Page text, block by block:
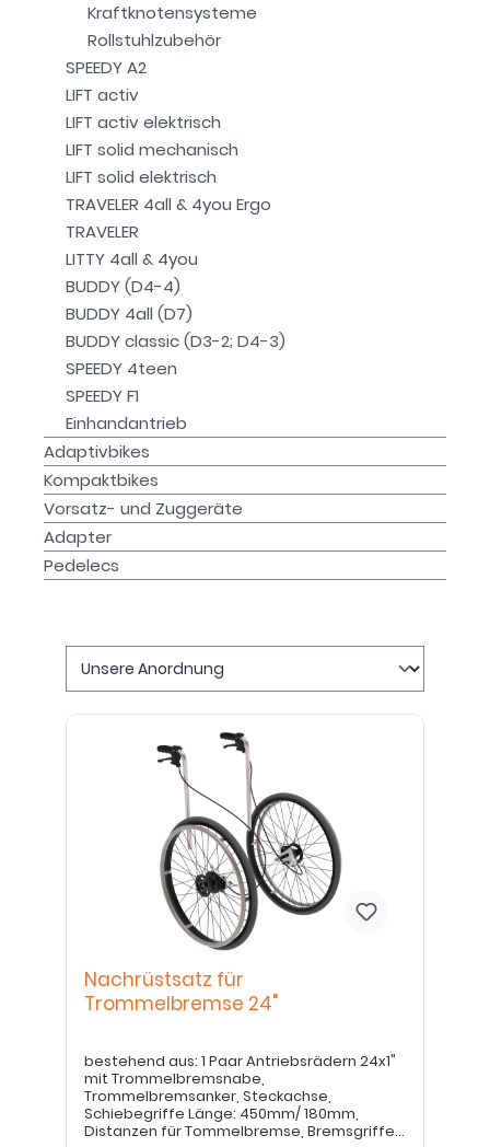
Kraftknotensysteme
Rollstuhlzubehör
SPEEDY A2
LIFT activ
LIFT activ elektrisch
LIFT solid mechanisch
LIFT solid elektrisch
TRAVELER 4all & 4you Ergo
TRAVELER
LITTY 4all & 4you
BUDDY (D4-4)
BUDDY 4all (D7)
BUDDY classic (D3-2; D4-3)
SPEEDY 4teen
SPEEDY F1
Einhandantrieb
Adaptivbikes
Kompaktbikes
Vorsatz- und Zuggeräte
Adapter
Pedelecs
Nachrüstsatz für
Trommelbremse 24"
bestehend aus: 1 Paar Antriebsrädern 24x1"
mit Trommelbremsnabe,
Trommelbremsanker, Steckachse,
Schiebegriffe Länge: 450mm/ 180mm,
Distanzen für Tommelbremse, Bremsgriffe,